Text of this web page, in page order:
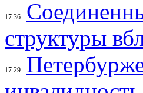
17:36
структуры
17:29